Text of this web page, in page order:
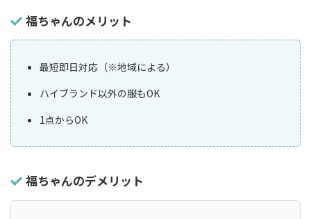
福ちゃんのメリット
最短即日対応（※地域による）
ハイブランド以外の服もOK
1点からOK
福ちゃんのデメリット